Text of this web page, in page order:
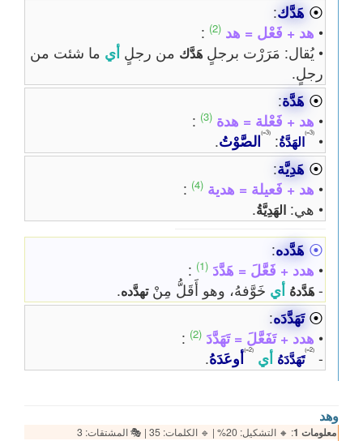
⦿ هَدَّك:
• هد + فَعْل = هد (2)
:
• يُقال: مَرَرْت برجلٍ هَدَّكمن رجلٍأيما شئت من
رجلٍ.
⦿ هَدَّة:
• هد + فَعْلة = هدة (3)
:
•
الهَدَّةُ: الصَّوْتُ.
⦿ هَدِيَّة:
• هد + فَعيلة = هدية (4)
:
• هي: الهَدِيَّةُ.
⦿ هَدَّده:
• هدد + فَعَّلَ = هَدَّدَ (1)
:
- هَدَّدهُأيخَوَّفهُ، وهو أَقَلُّ مِنْ تهدَّده.
⦿ تَهَدَّدَه:
• هدد + تَفَعَّلَ = تَهَدَّدَ (2)
:
-
تَهَدَّدَهُأي أوعَدَهُ.
وهد
معلومات 1 : 🔸 التشكيل: 20% | 🔹 الكلمات: 35 | 🎭 المشتقات: 3